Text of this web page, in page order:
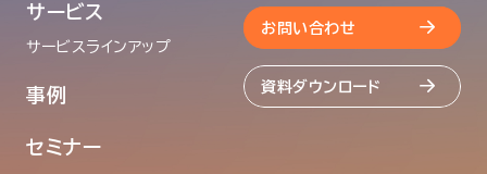
サービス
サービスラインアップ
事例
セミナー
お問い合わせ
資料ダウンロード